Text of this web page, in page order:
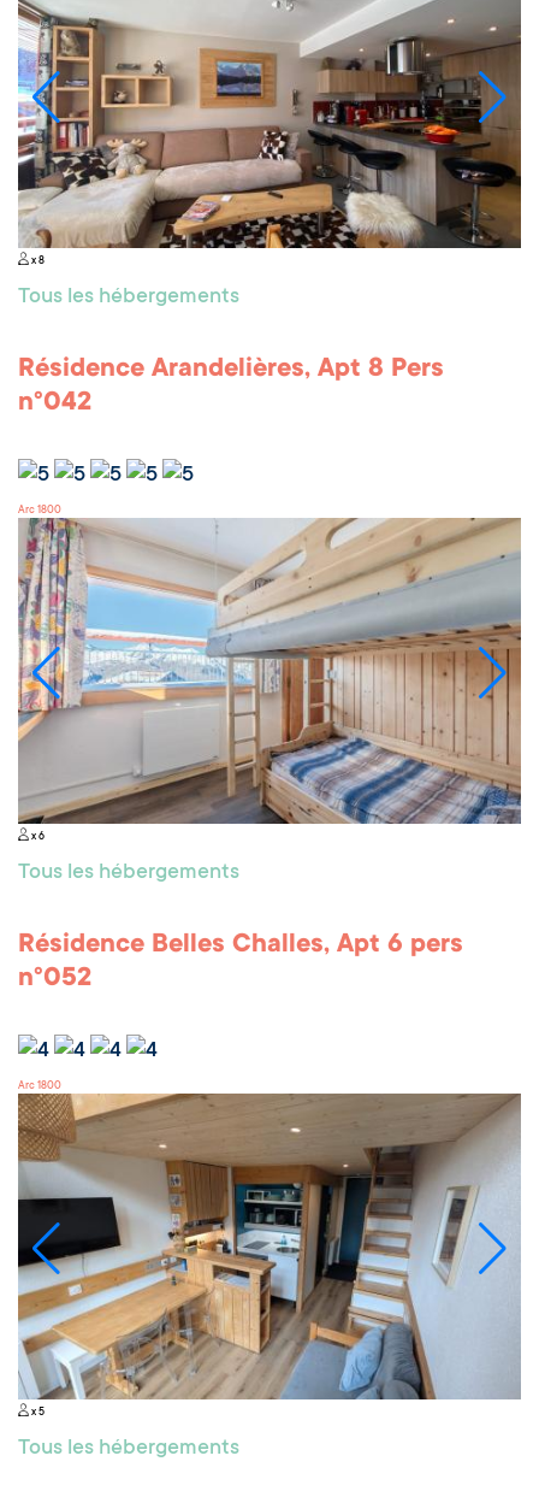
x 8
Tous les hébergements
Résidence Arandelières, Apt 8 Pers
n°042
Arc 1800
x 6
Tous les hébergements
Résidence Belles Challes, Apt 6 pers
n°052
Arc 1800
x 5
Tous les hébergements